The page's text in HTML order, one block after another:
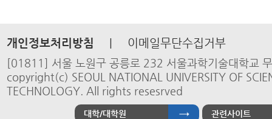
개인정보처리방침 | 이메일무단수집거부
[01811] 서울 노원구 공릉로 232 서울과학기술대학교
copyright(c) SEOUL NATIONAL UNIVERSITY OF
TECHNOLOGY. All rights resesrved
대학/대학원 관련사이트